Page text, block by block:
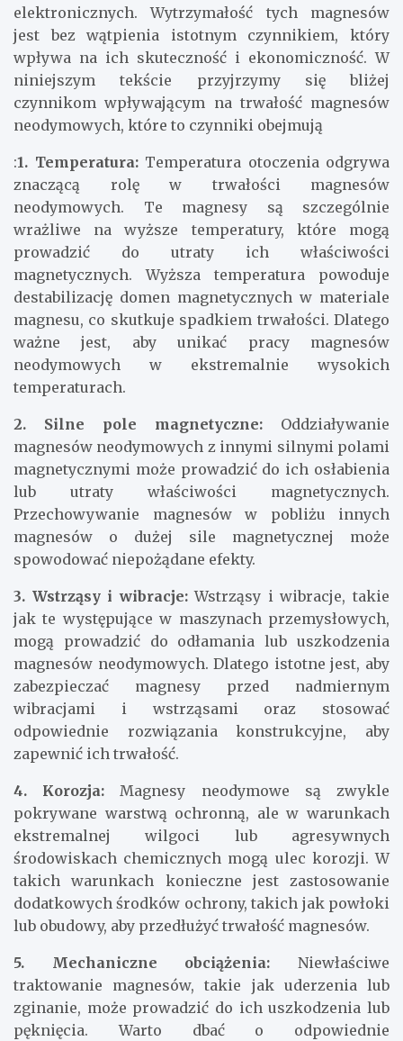
elektronicznych. Wytrzymałość tych magnesów
jest bez wątpienia istotnym czynnikiem, który
wpływa na ich skuteczność i ekonomiczność. W
niniejszym tekście przyjrzymy się bliżej
czynnikom wpływającym na trwałość magnesów
neodymowych, które to czynniki obejmują
:1. Temperatura:Temperatura otoczenia odgrywa
znaczącą rolę w trwałości magnesów
neodymowych. Te magnesy są szczególnie
wrażliwe na wyższe temperatury, które mogą
prowadzić do utraty ich właściwości
magnetycznych. Wyższa temperatura powoduje
destabilizację domen magnetycznych w materiale
magnesu, co skutkuje spadkiem trwałości. Dlatego
ważne jest, aby unikać pracy magnesów
neodymowych w ekstremalnie wysokich
temperaturach.
2. Silne pole magnetyczne: Oddziaływanie
magnesów neodymowych z innymi silnymi polami
magnetycznymi może prowadzić do ich osłabienia
lub utraty właściwości magnetycznych.
Przechowywanie magnesów w pobliżu innych
magnesów o dużej sile magnetycznej może
spowodować niepożądane efekty.
3. Wstrząsy i wibracje:Wstrząsy i wibracje, takie
jak te występujące w maszynach przemysłowych,
mogą prowadzić do odłamania lub uszkodzenia
magnesów neodymowych. Dlatego istotne jest, aby
zabezpieczać magnesy przed nadmiernym
wibracjami i wstrząsami oraz stosować
odpowiednie rozwiązania konstrukcyjne, aby
zapewnić ich trwałość.
4. Korozja: Magnesy neodymowe są zwykle
pokrywane warstwą ochronną, ale w warunkach
ekstremalnej wilgoci lub agresywnych
środowiskach chemicznych mogą ulec korozji. W
takich warunkach konieczne jest zastosowanie
dodatkowych środków ochrony, takich jak powłoki
lub obudowy, aby przedłużyć trwałość magnesów.
5. Mechaniczne obciążenia: Niewłaściwe
traktowanie magnesów, takie jak uderzenia lub
zginanie, może prowadzić do ich uszkodzenia lub
pęknięcia. Warto dbać o odpowiednie